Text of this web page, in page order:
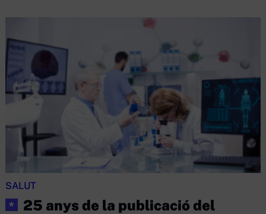
SALUT
★
25 anys de la publicació del